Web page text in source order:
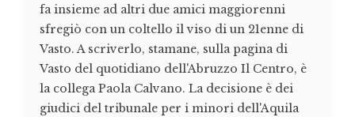
fa insieme ad altri due amici maggiorenni
sfregiò con un coltello il viso di un 21enne di
Vasto. A scriverlo, stamane, sulla pagina di
Vasto del quotidiano dell'Abruzzo Il Centro, è
la collega Paola Calvano. La decisione è dei
giudici del tribunale per i minori dell'Aquila